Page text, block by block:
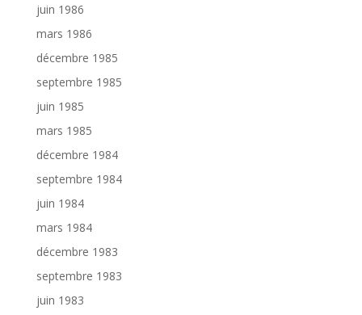
juin 1986
mars 1986
décembre 1985
septembre 1985
juin 1985
mars 1985
décembre 1984
septembre 1984
juin 1984
mars 1984
décembre 1983
septembre 1983
juin 1983